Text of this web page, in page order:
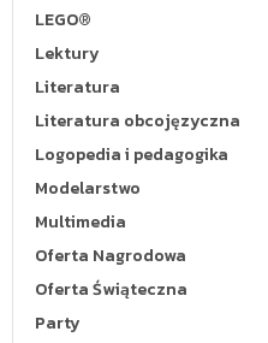
LEGO®
Lektury
Literatura
Literatura obcojęzyczna
Logopedia i pedagogika
Modelarstwo
Multimedia
Oferta Nagrodowa
Oferta Świąteczna
Party